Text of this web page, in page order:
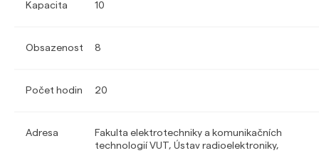
Kapacita 10
Obsazenost 8
Počet hodin 20
Adresa
Fakulta elektrotechniky a komunikačních
technologií VUT, Ústav radioelektroniky,